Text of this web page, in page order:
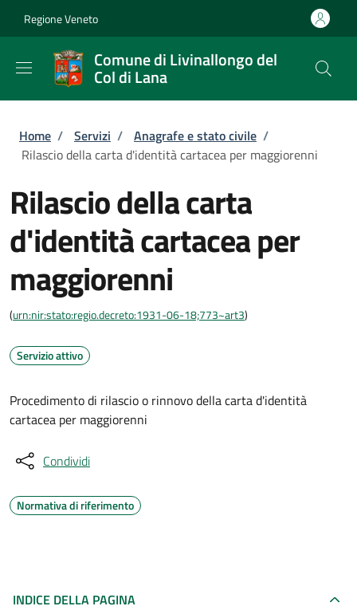
Regione Veneto
Comune di Livinallongo del
Col di Lana
Briciole di pane
Home / Servizi / Anagrafe e stato civile /
Rilascio della carta d'identità cartacea per maggiorenni
Rilascio della carta
d'identità cartacea per
maggiorenni
(urn:nir:stato:regio.decreto:1931-06-18;773~art3)
Servizio attivo
Procedimento di rilascio o rinnovo della carta d'identità
cartacea per maggiorenni
Condividi
Normativa di riferimento
INDICE DELLA PAGINA